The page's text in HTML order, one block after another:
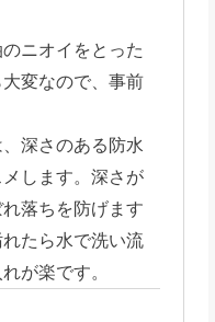
ニオイをとった
変なので、事前
深さのある防水
します。深さが
落ちを防げます
たら水で洗い流
が楽です。